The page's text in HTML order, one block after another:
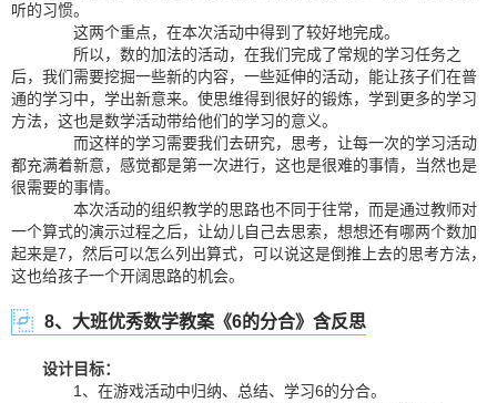
听的习惯。
这两个重点，在本次活动中得到了较好地完成。
所以，数的加法的活动，在我们完成了常规的学习任务之
后，我们需要挖掘一些新的内容，一些延伸的活动，能让孩子们在普
通的学习中，学出新意来。使思维得到很好的锻炼，学到更多的学习
方法，这也是数学活动带给他们的学习的意义。
而这样的学习需要我们去研究，思考，让每一次的学习活动
都充满着新意，感觉都是第一次进行，这也是很难的事情，当然也是
很需要的事情。
本次活动的组织教学的思路也不同于往常，而是通过教师对
一个算式的演示过程之后，让幼儿自己去思索，想想还有哪两个数加
起来是7，然后可以怎么列出算式，可以说这是倒推上去的思考方法，
这也给孩子一个开阔思路的机会。
8、大班优秀数学教案《6的分合》含反思
设计目标：
1、在游戏活动中归纳、总结、学习6的分合。